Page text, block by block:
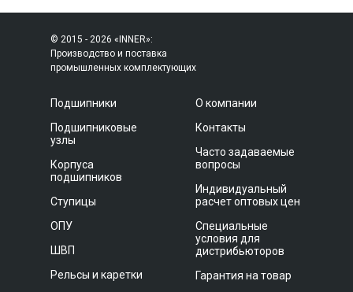
© 2015 - 2026 «INNER»:
Производство и поставка
промышленных комплектующих
Подшипники
Подшипниковые
узлы
Корпуса
подшипников
Ступицы
ОПУ
ШВП
Рельсы и каретки
О компании
Контакты
Часто задаваемые
вопросы
Индивидуальный
расчет оптовых цен
Специальные
условия для
дистрибьюторов
Гарантия на товар